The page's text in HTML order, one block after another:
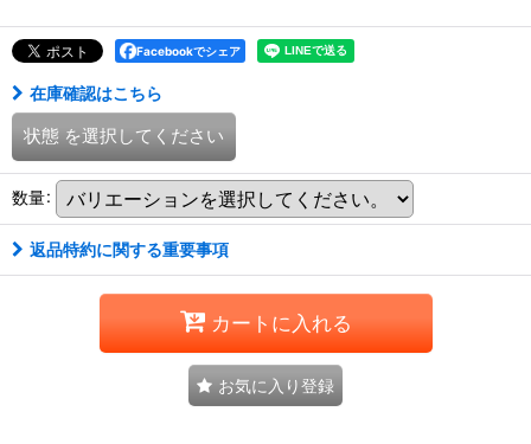
Facebookでシェア
在庫確認はこちら
状態 を選択してください
数量:
返品特約に関する重要事項
カートに入れる
お気に入り登録